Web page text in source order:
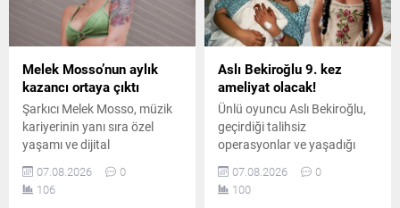
Melek Mosso’nun aylık
kazancı ortaya çıktı
Şarkıcı Melek Mosso, müzik
kariyerinin yanı sıra özel
yaşamı ve dijital
platformlardaki
çalışmalarıyla da adından
söz ettiriyor. Instagram’da
07.08.2026
0
106
Aslı Bekiroğlu 9. kez
ameliyat olacak!
Ünlü oyuncu Aslı Bekiroğlu,
geçirdiği talihsiz
operasyonlar ve yaşadığı
ciddi sağlık sorunlarının
ardından, sekiz ameliyatın
sonrasında dokuzuncu kez
07.08.2026
0
100